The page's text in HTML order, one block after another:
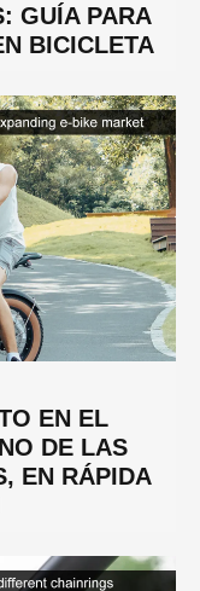
GUÍA PARA
BICICLETA
EN EL
DE LAS
EN RÁPIDA